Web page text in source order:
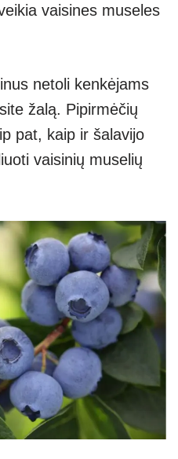
vaisines museles
netoli kenkėjams
žalą. Pipirmėčių
pat, kaip ir šalavijo
vaisinių muselių